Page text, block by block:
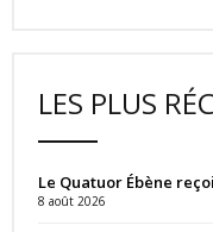
LES PLUS
Le Quatuor Ébène
8 août 2026